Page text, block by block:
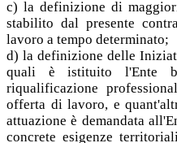
c) la definizione di
stabilito dal presente
lavoro a tempo determinato;
d) la definizione delle
quali è istituito l'Ente
riqualificazione
offerta di lavoro, e
attuazione è demandata
concrete esigenze